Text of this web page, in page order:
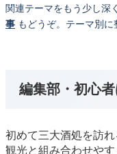
関連テーマをもう少し深
事 もどうぞ。テーマ別に
編集部・初心
初めて三大酒処を訪
観光と組み合わせや